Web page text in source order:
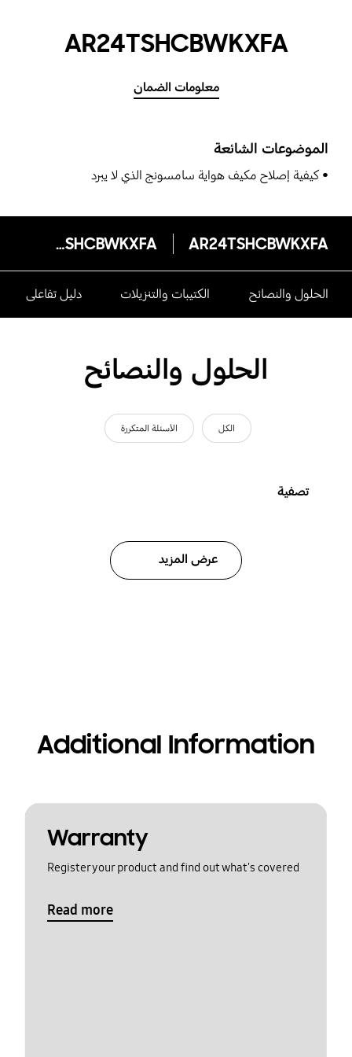
AR24TSHCBWKXFA
معلومات الضمان
الموضوعات الشائعة
كيفية إصلاح مكيف هواية سامسونج الذي لا يبرد
AR24TSHCBWKXFA
AR24TSHCBWKXFA
الحلول والنصائح الكتيبات والتنزيلات دليل تفاعلى
الحلول والنصائح
الكل الأسئلة المتكررة
تصفية
عرض المزيد
Additional Information
Warranty
Register your product and find out what's covered
Read more